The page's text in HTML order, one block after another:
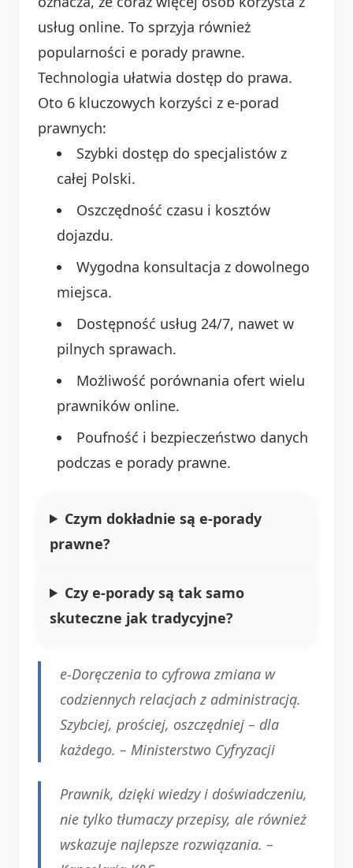
usług online. To sprzyja również
popularności e porady prawne.
Technologia ułatwia dostęp do prawa.
Oto 6 kluczowych korzyści z e-porad
prawnych:
Szybki dostęp do specjalistów z
całej Polski.
Oszczędność czasu i kosztów
dojazdu.
Wygodna konsultacja z dowolnego
miejsca.
Dostępność usług 24/7, nawet w
pilnych sprawach.
Możliwość porównania ofert wielu
prawników online.
Poufność i bezpieczeństwo danych
podczas e porady prawne.
Czym dokładnie są e-porady
prawne?
Czy e-porady są tak samo
skuteczne jak tradycyjne?
e-Doręczenia to cyfrowa zmiana w
codziennych relacjach z administracją.
Szybciej, prościej, oszczędniej – dla
każdego. – Ministerstwo Cyfryzacji
Prawnik, dzięki wiedzy i doświadczeniu,
nie tylko tłumaczy przepisy, ale również
wskazuje najlepsze rozwiązania. –